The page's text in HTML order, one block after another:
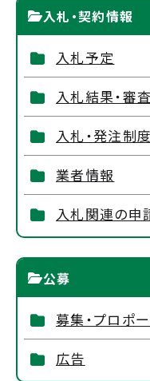
入札・契約情報
入札予定
入札結果・審
入札・発注制
業者情報
入札関連の申
公募
募集・プロポ
広告